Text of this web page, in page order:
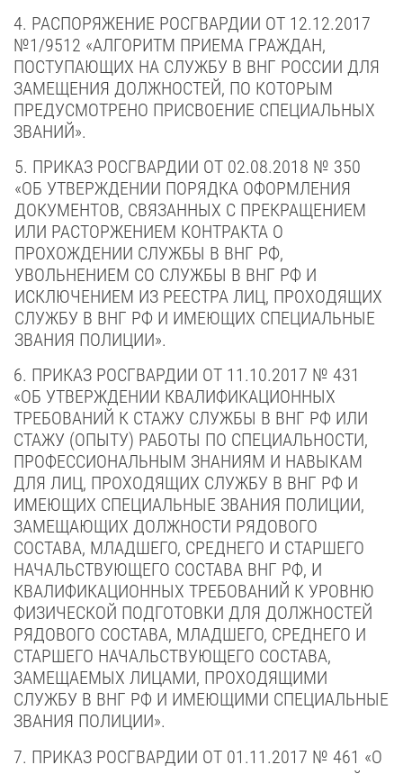
4. РАСПОРЯЖЕНИЕ РОСГВАРДИИ ОТ 12.12.2017
№1/9512 «АЛГОРИТМ ПРИЕМА ГРАЖДАН,
ПОСТУПАЮЩИХ НА СЛУЖБУ В ВНГ РОССИИ ДЛЯ
ЗАМЕЩЕНИЯ ДОЛЖНОСТЕЙ, ПО КОТОРЫМ
ПРЕДУСМОТРЕНО ПРИСВОЕНИЕ СПЕЦИАЛЬНЫХ
ЗВАНИЙ».
5. ПРИКАЗ РОСГВАРДИИ ОТ 02.08.2018 № 350
«ОБ УТВЕРЖДЕНИИ ПОРЯДКА ОФОРМЛЕНИЯ
ДОКУМЕНТОВ, СВЯЗАННЫХ С ПРЕКРАЩЕНИЕМ
ИЛИ РАСТОРЖЕНИЕМ КОНТРАКТА О
ПРОХОЖДЕНИИ СЛУЖБЫ В ВНГ РФ,
УВОЛЬНЕНИЕМ СО СЛУЖБЫ В ВНГ РФ И
ИСКЛЮЧЕНИЕМ ИЗ РЕЕСТРА ЛИЦ, ПРОХОДЯЩИХ
СЛУЖБУ В ВНГ РФ И ИМЕЮЩИХ СПЕЦИАЛЬНЫЕ
ЗВАНИЯ ПОЛИЦИИ».
6. ПРИКАЗ РОСГВАРДИИ ОТ 11.10.2017 № 431
«ОБ УТВЕРЖДЕНИИ КВАЛИФИКАЦИОННЫХ
ТРЕБОВАНИЙ К СТАЖУ СЛУЖБЫ В ВНГ РФ ИЛИ
СТАЖУ (ОПЫТУ) РАБОТЫ ПО СПЕЦИАЛЬНОСТИ,
ПРОФЕССИОНАЛЬНЫМ ЗНАНИЯМ И НАВЫКАМ
ДЛЯ ЛИЦ, ПРОХОДЯЩИХ СЛУЖБУ В ВНГ РФ И
ИМЕЮЩИХ СПЕЦИАЛЬНЫЕ ЗВАНИЯ ПОЛИЦИИ,
ЗАМЕЩАЮЩИХ ДОЛЖНОСТИ РЯДОВОГО
СОСТАВА, МЛАДШЕГО, СРЕДНЕГО И СТАРШЕГО
НАЧАЛЬСТВУЮЩЕГО СОСТАВА ВНГ РФ, И
КВАЛИФИКАЦИОННЫХ ТРЕБОВАНИЙ К УРОВНЮ
ФИЗИЧЕСКОЙ ПОДГОТОВКИ ДЛЯ ДОЛЖНОСТЕЙ
РЯДОВОГО СОСТАВА, МЛАДШЕГО, СРЕДНЕГО И
СТАРШЕГО НАЧАЛЬСТВУЮЩЕГО СОСТАВА,
ЗАМЕЩАЕМЫХ ЛИЦАМИ, ПРОХОДЯЩИМИ
СЛУЖБУ В ВНГ РФ И ИМЕЮЩИМИ СПЕЦИАЛЬНЫЕ
ЗВАНИЯ ПОЛИЦИИ».
7. ПРИКАЗ РОСГВАРДИИ ОТ 01.11.2017 № 461 «О